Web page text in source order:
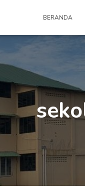
BERANDA